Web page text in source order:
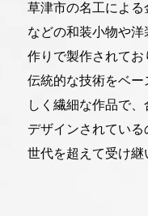
草津市の名工によ
などの和装小物や
作りで製作されてお
伝統的な技術をベ
しく繊細な作品で
デザインされている
世代を超えて受け継
〒525-0034滋
受付時間
当協会について
採用について
リンク集